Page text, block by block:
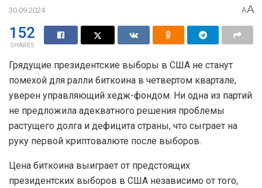
30.09.2024 AA
152
SHARES
Грядущие президентские выборы в США не станут
помехой для ралли биткоина в четвертом квартале,
уверен управляющий хедж-фондом. Ни одна из партий
не предложила адекватного решения проблемы
растущего долга и дефицита страны, что сыграет на
руку первой криптовалюте после выборов.
Цена биткоина выиграет от предстоящих
президентских выборов в США независимо от того,